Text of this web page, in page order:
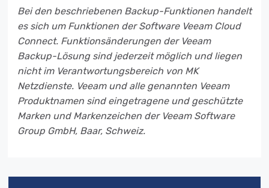
Bei den beschriebenen Backup-Funktionen handelt
es sich um Funktionen der Software Veeam Cloud
Connect. Funktionsänderungen der Veeam
Backup-Lösung sind jederzeit möglich und liegen
nicht im Verantwortungsbereich von MK
Netzdienste. Veeam und alle genannten Veeam
Produktnamen sind eingetragene und geschützte
Marken und Markenzeichen der Veeam Software
Group GmbH, Baar, Schweiz.